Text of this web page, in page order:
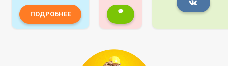
ПОДРОБНЕЕ